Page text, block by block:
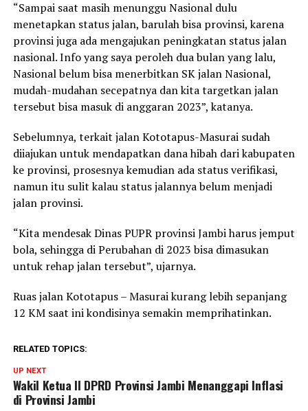
“Sampai saat masih menunggu Nasional dulu
menetapkan status jalan, barulah bisa provinsi, karena
provinsi juga ada mengajukan peningkatan status jalan
nasional. Info yang saya peroleh dua bulan yang lalu,
Nasional belum bisa menerbitkan SK jalan Nasional,
mudah-mudahan secepatnya dan kita targetkan jalan
tersebut bisa masuk di anggaran 2023”, katanya.
Sebelumnya, terkait jalan Kototapus-Masurai sudah
diiajukan untuk mendapatkan dana hibah dari kabupaten
ke provinsi, prosesnya kemudian ada status verifikasi,
namun itu sulit kalau status jalannya belum menjadi
jalan provinsi.
“Kita mendesak Dinas PUPR provinsi Jambi harus jemput
bola, sehingga di Perubahan di 2023 bisa dimasukan
untuk rehap jalan tersebut”, ujarnya.
Ruas jalan Kototapus – Masurai kurang lebih sepanjang
12 KM saat ini kondisinya semakin memprihatinkan.
RELATED TOPICS:
UP NEXT
Wakil Ketua II DPRD Provinsi Jambi Menanggapi Inflasi
di Provinsi Jambi